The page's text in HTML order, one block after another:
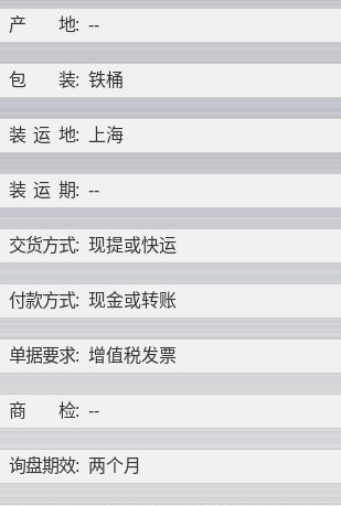
产 地: --
包 装: 铁桶
装 运 地: 上海
装 运 期: --
交货方式: 现提或快运
付款方式: 现金或转账
单据要求: 增值税发票
商 检: --
询盘期效: 两个月